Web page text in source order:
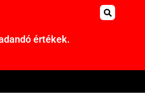
értékek.